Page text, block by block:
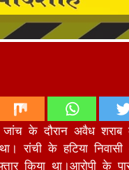
था। रांची के हटिया
किया था।आरोपी के
भी फोटो मिले
की गई तो कई